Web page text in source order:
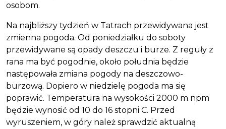
osobom.
Na najbliższy tydzień w Tatrach przewidywana jest
zmienna pogoda. Od poniedziałku do soboty
przewidywane są opady deszczu i burze. Z reguły z
rana ma być pogodnie, około południa będzie
następowała zmiana pogody na deszczowo-
burzową. Dopiero w niedzielę pogoda ma się
poprawić. Temperatura na wysokości 2000 m npm
będzie wynosić od 10 do 16 stopni C. Przed
wyruszeniem, w góry należ sprawdzić aktualną